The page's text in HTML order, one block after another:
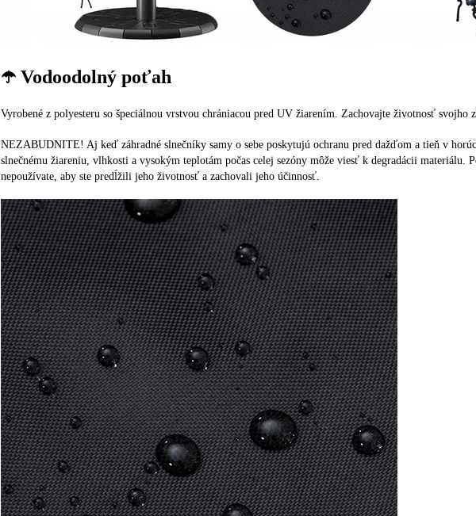
☂️ Vodoodolný poťah
Vyrobené z polyesteru so špeciálnou vrstvou chrániacou pred UV žiarením. Zachovajte životnosť svojho
NEZABUDNITE! Aj keď záhradné slnečníky samy o sebe poskytujú ochranu pred dažďom a tieň v
slnečnému žiareniu, vlhkosti a vysokým teplotám počas celej sezóny môže viesť k degradácii materiálu.
nepoužívate, aby ste predĺžili jeho životnosť a zachovali jeho účinnosť.